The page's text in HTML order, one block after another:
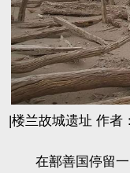
|楼兰故城遗址 作者
在鄯善国停留一